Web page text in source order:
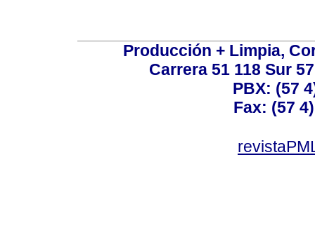
Producción + Limpia,
Carrera 51 118 Sur
PBX: (57
Fax: (57